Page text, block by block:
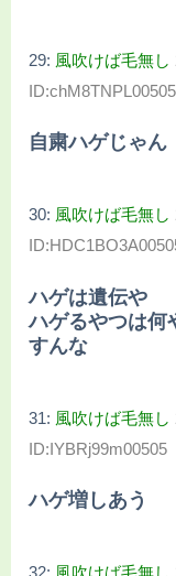
29: 風吹けば毛無し
ID:chM8TNPL00505
自粛ハゲじゃん
30: 風吹けば毛無し
ハゲは遺伝や
ハゲるやつは何
すんな
31: 風吹けば毛無し
ID:IYBRj99m00505
ハゲ増しあう
32: 風吹けば毛無し